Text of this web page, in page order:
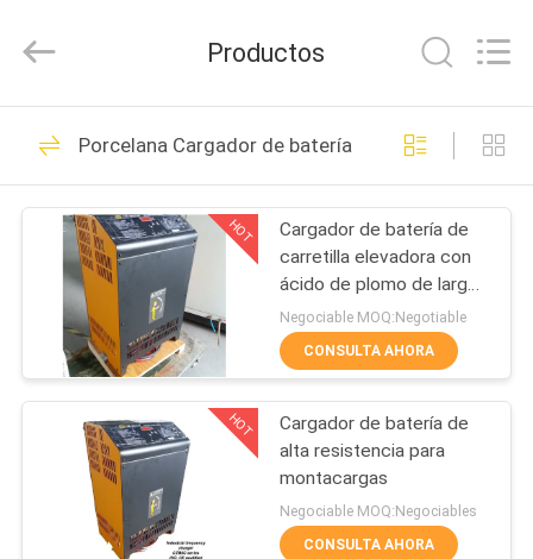
INICIO
PRODUCTOS
SOBRE
NOSOTROS
VISITA
FÁBRICA
LAKER
All
Reserved.
Piezas de la batería
de la carretilla
elevadora
135
Batería de la
tracción de la
carretilla elevadora
140
Productos
Porcelana Cargador de batería de carretilla
HOT
Cargador de batería de
carretilla elevadora con
ácido de plomo de larga
duración para la industria
de 48V 80A
Negociable MOQ:Negotiable
CONSULTA AHORA
HOT
Cargador de batería de
alta resistencia para
montacargas
Negociable MOQ:Negociables
CONSULTA AHORA